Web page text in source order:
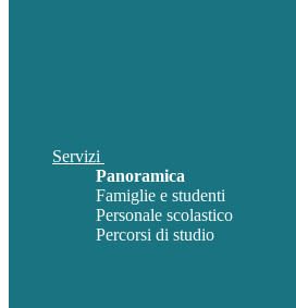
Servizi
Panoramica
Famiglie e studenti
Personale scolastico
Percorsi di studio